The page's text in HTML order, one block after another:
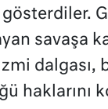
gösterdiler.
savaşa
dalgası,
haklarını